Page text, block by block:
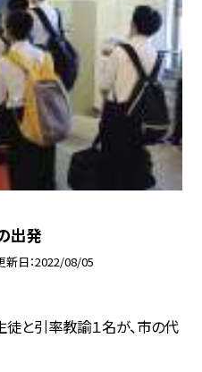
出発
新日 2022/08/05
徒と引率教諭１名が、市の代